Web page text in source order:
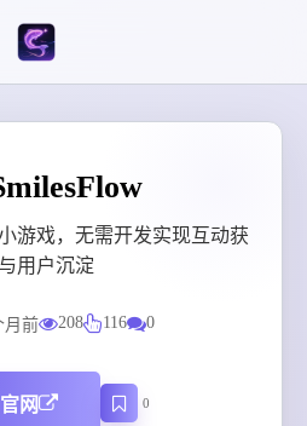
游戏，无需开发实现互动获
用户沉淀
月前 208 116 0
网 0